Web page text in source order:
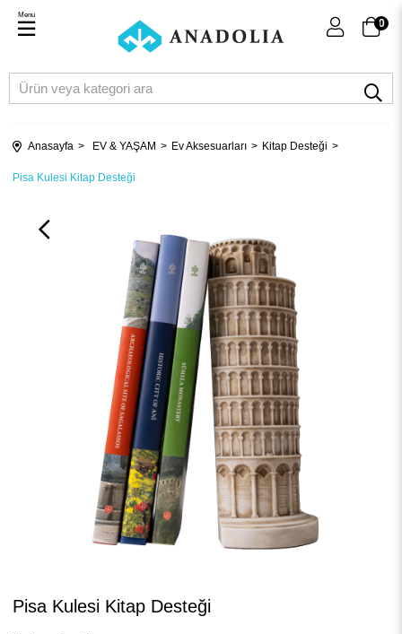
0
Menu
Anasayfa EV & YAŞAM Ev Aksesuarları Kitap Desteği
Pisa Kulesi Kitap Desteği
Pisa Kulesi Kitap Desteği